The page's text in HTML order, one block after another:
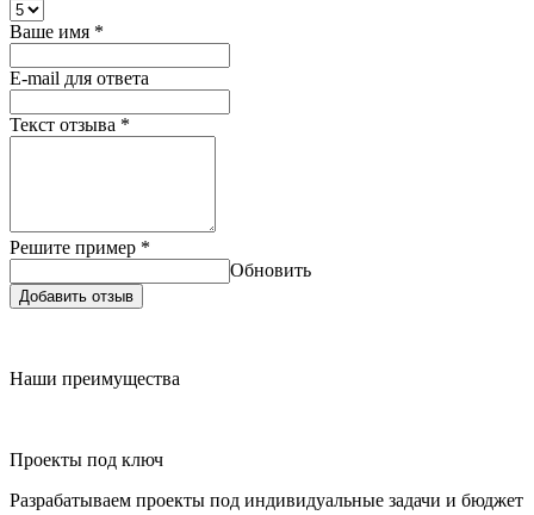
Ваше имя *
E-mail для ответа
Текст отзыва *
Решите пример *
Обновить
Добавить отзыв
Наши преимущества
Проекты под ключ
Разрабатываем проекты под индивидуальные задачи и бюджет